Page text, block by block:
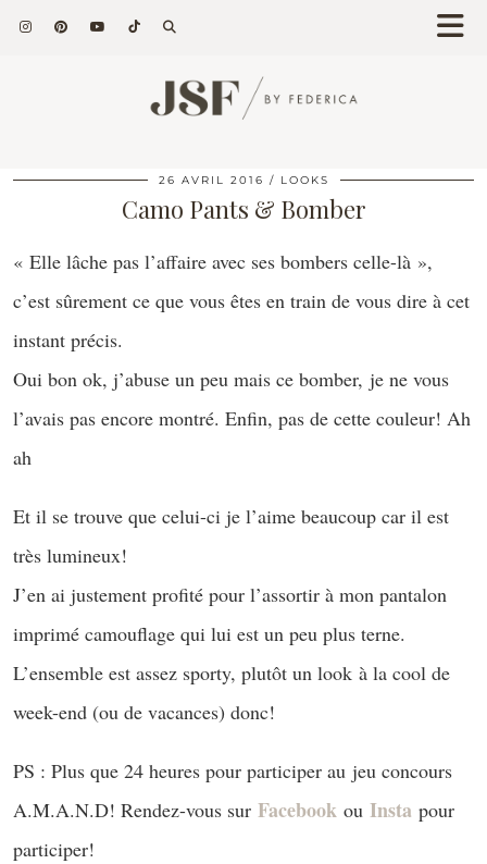
26 AVRIL 2016 LOOKS
Camo Pants & Bomber
« Elle lâche pas l’affaire avec ses bombers celle-là »,
c’est sûrement ce que vous êtes en train de vous dire à cet
instant précis.
Oui bon ok, j’abuse un peu mais ce bomber, je ne vous
l’avais pas encore montré. Enfin, pas de cette couleur! Ah
ah
Et il se trouve que celui-ci je l’aime beaucoup car il est
très lumineux!
J’en ai justement profité pour l’assortir à mon pantalon
imprimé camouflage qui lui est un peu plus terne.
L’ensemble est assez sporty, plutôt un look à la cool de
week-end (ou de vacances) donc!
PS : Plus que 24 heures pour participer au jeu concours
A.M.A.N.D! Rendez-vous sur Facebook ou Insta pour
participer!